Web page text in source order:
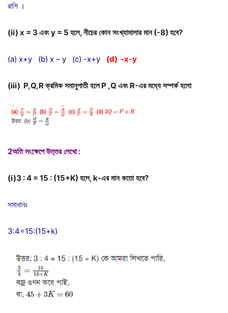
রাশি ।
(ii) x = 3 এবংy = 5 হলে,নীচের কোন সংখ্যামালার মান(-8) হবে?
(a) x+y (b) x – y (c) -x+y (d) -x-y
(iii) P,Q,Rক্রমিক সমানুপাতী হলেP ,Q এবং R-এর মধ্যে সম্পর্ক হলো
2অতি সংক্ষেপে উত্তর লেখো:
(i)3 : 4 = 15 : (15+K) হলে, k-এর মান কতো হবে?
সমাধানঃ
3:4=15:(15+k)